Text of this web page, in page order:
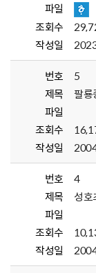
파일
조회수
작성일
번호
5
제목
팔
파일
조회수
작성일
번호
4
제목
성
파일
조회수
작성일